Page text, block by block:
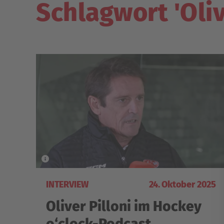
Schlagwort
INTERVIEW 24. Oktober 2025
Oliver Pilloni im Hockey